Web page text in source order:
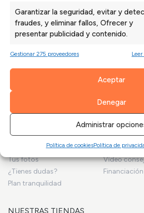
Garantizar la seguridad, evitar y
fraudes, y eliminar fallos, Ofrecer y
presentar publicidad y contenido.
Gestionar 275 proveedores
Aceptar
Denegar
Administrar
Política de cookiesPolítica de
Sofás baratos
Sofás 2/3 plazas baratos
Sofá Chaise Longue barato
Sillón barato
Sofás
Sillones
Sofás
SOFAVALENCIA.COM
Inicio
Empresa
Sofás a medida
Blog
Tus fotos
Vídeo
¿Tienes dudas?
Financiación
Plan tranquilidad
NUESTRAS TIENDAS